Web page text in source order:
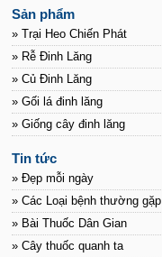
Sản phẩm
» Trại Heo Chiến Phát
» Rễ Đinh Lăng
» Củ Đinh Lăng
» Gối lá đinh lăng
» Giống cây đinh lăng
Tin tức
» Đẹp mỗi ngày
» Các Loại bệnh thường gặp
» Bài Thuốc Dân Gian
» Cây thuốc quanh ta